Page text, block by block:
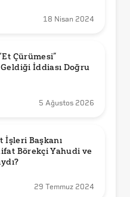
18 Nisan 2024
Çürümesi”
İddiası Doğru
5 Ağustos 2026
İşleri Başkanı
Börekçi Yahudi ve
29 Temmuz 2024